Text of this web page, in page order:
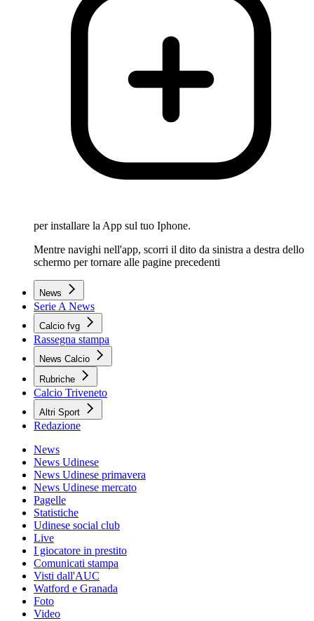
per installare la App sul tuo Iphone.
Mentre navighi nell'app, scorri il dito da sinistra a destra dello
schermo per tornare alle pagine precedenti
News
Serie A News
Calcio fvg
Rassegna stampa
News Calcio
Rubriche
Calcio Triveneto
Altri Sport
Redazione
News
News Udinese
News Udinese primavera
News Udinese mercato
Pagelle
Statistiche
Udinese social club
Live
I giocatore in prestito
Comunicati stampa
Visti dall'AUC
Watford e Granada
Foto
Video